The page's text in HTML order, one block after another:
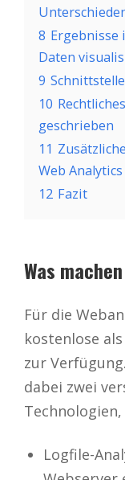
8 Ergebnisse
Daten
9
10
geschrieben
11
Web
12 Fazit
Was
Für die
kostenlose
zur
dabei zwei
Logfile-